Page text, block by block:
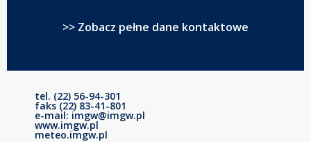
>> Zobacz pełne dane kontaktowe
tel. (22) 56-94-301
faks (22) 83-41-801
e-mail: imgw@imgw.pl
www.imgw.pl
meteo.imgw.pl